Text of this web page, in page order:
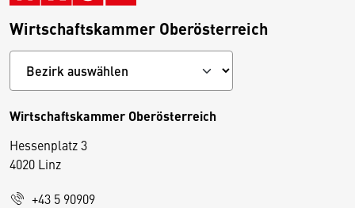
Wirtschaftskammer Oberösterreich
Wirtschaftskammer Oberösterreich
Hessenplatz 3
4020 Linz
+43 5 90909